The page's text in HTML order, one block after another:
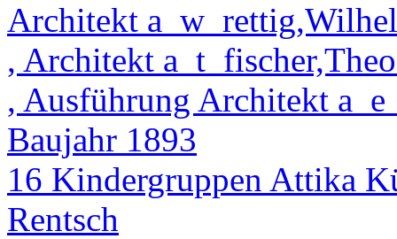
Architekt
, Architekt
, Ausführung Architekt
Baujahr 1893
16 Kindergruppen Attika
Rentsch